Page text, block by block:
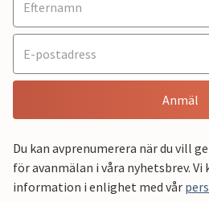
Anmäl
Du kan avprenumerera när du vill
för avanmälan i våra nyhetsbrev.
information i enlighet med vår